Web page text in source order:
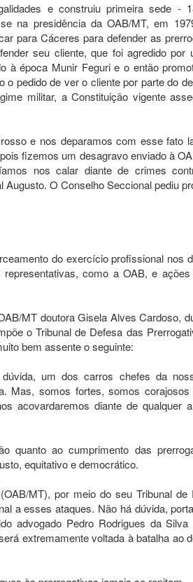
e construiu primeira sede -
na presidência da OAB/MT, em
para Cáceres para defender as
seu cliente, que foi agredido por
à época Munir Feguri e o então
pedido de ver o cliente por parte do
militar, a Constituição vigente
e nos deparamos com esse fato
fizemos um desagravo enviado à
nos calar diante de crimes
O Conselho Seccional pediu
do exercício profissional nos
como a OAB, e ações
MT doutora Gisela Alves Cardoso,
o Tribunal de Defesa das
muito bem assente o seguinte:
um dos carros chefes da
Mas, somos fortes, somos corajosos
acovardaremos diante de qualquer
quanto ao cumprimento das
equitativo e democrático.
MT), por meio do seu Tribunal de
a esses ataques. Não há dúvida,
advogado Pedro Rodrigues da Silva
extremamente voltada à batalha ao